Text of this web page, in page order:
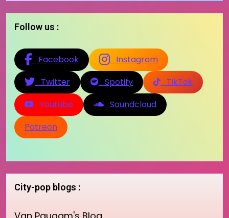
Follow us :
Facebook
Instagram
Twitter
Spotify
TikTok
Youtube
Soundcloud
Patreon
City-pop blogs :